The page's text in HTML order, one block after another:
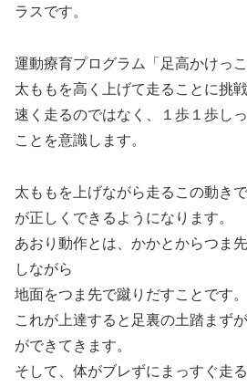
ラスです。
運動療育プログラム「足高かけっ
太ももを高く上げて走ることに挑戦
速く走るのではなく、１歩１歩し
ことを意識します。
太ももを上げながら走るこの動き
が正しくできるようになります。
あおり動作とは、かかとからつま
しながら
地面をつま先で蹴りだすことです。
これが上達すると足裏の土踏まず
ができてきます。
そして、体がブレずにまっすぐ走